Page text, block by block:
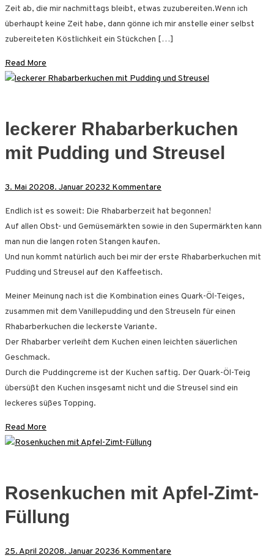
Zeit ab, die mir nachmittags bleibt, etwas zuzubereiten.Wenn ich
überhaupt keine Zeit habe, dann gönne ich mir anstelle einer selbst
zubereiteten Köstlichkeit ein Stückchen […]
Read More
leckerer Rhabarberkuchen
mit Pudding und Streusel
3. Mai 20208. Januar 20232 Kommentare
Rhabarberkuchen
Endlich ist es soweit: Die Rhabarberzeit hat begonnen!
Auf allen Obst- und Gemüsemärkten sowie in den Supermärkten kann
man nun die langen roten Stangen kaufen.
Und nun kommt natürlich auch bei mir der erste Rhabarberkuchen mit
Pudding und Streusel auf den Kaffeetisch.
Meiner Meinung nach ist die Kombination eines Quark-Öl-Teiges,
zusammen mit dem Vanillepudding und den Streuseln für einen
Rhabarberkuchen die leckerste Variante.
Der Rhabarber verleiht dem Kuchen einen leichten säuerlichen
Geschmack.
Durch die Puddingcreme ist der Kuchen saftig. Der Quark-Öl-Teig
übersüßt den Kuchen insgesamt nicht und die Streusel sind ein
leckeres süßes Topping.
Read More
Rosenkuchen mit Apfel-Zimt-
Füllung
25. April 20208. Januar 20236 Kommentare